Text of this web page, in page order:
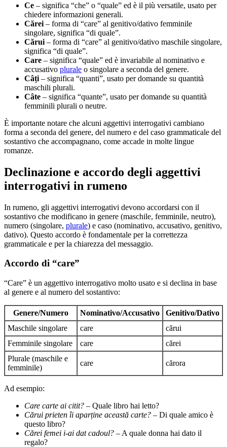
Ce – significa “che” o “quale” ed è il più versatile, usato per
chiedere informazioni generali.
Cărei – forma di “care” al genitivo/dativo femminile
singolare, significa “di quale”.
Cărui – forma di “care” al genitivo/dativo maschile singolare,
significa “di quale”.
Care – significa “quale” ed è invariabile al nominativo e
accusativo plurale o singolare a seconda del genere.
Câți – significa “quanti”, usato per domande su quantità
maschili plurali.
Câte – significa “quante”, usato per domande su quantità
femminili plurali o neutre.
È importante notare che alcuni aggettivi interrogativi cambiano
forma a seconda del genere, del numero e del caso grammaticale del
sostantivo che accompagnano, come accade in molte lingue
romanze.
Declinazione e accordo degli aggettivi
interrogativi in rumeno
In rumeno, gli aggettivi interrogativi devono accordarsi con il
sostantivo che modificano in genere (maschile, femminile, neutro),
numero (singolare, plurale) e caso (nominativo, accusativo, genitivo,
dativo). Questo accordo è fondamentale per la correttezza
grammaticale e per la chiarezza del messaggio.
Accordo di “care”
“Care” è un aggettivo interrogativo molto usato e si declina in base
al genere e al numero del sostantivo:
Genere/Numero Nominativo/Accusativo
Genitivo/Dativo
Maschile singolare
care
cărui
Femminile singolare
care
cărei
Plurale (maschile e
femminile)
care cărora
Ad esempio:
Care carte ai citit? – Quale libro hai letto?
Cărui prieten îi aparține această carte? – Di quale amico è
questo libro?
Cărei femei i-ai dat cadoul? – A quale donna hai dato il
regalo?